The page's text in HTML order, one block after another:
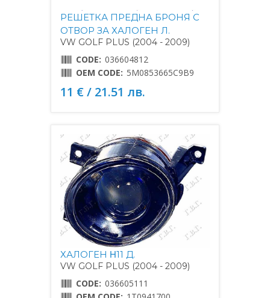
РЕШЕТКА ПРЕДНА БРОНЯ С
ОТВОР ЗА ХАЛОГЕН Л.
VW GOLF PLUS (2004 - 2009)
CODE: 036604812
OEM CODE: 5M0853665C9B9
11 € / 21.51 лв.
ХАЛОГЕН Η11 Д.
VW GOLF PLUS (2004 - 2009)
CODE: 036605111